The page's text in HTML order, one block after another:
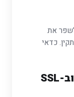
את
כדאי
סיכום: למה השקעה במעבר וב-SSL